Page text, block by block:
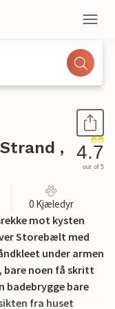
,
4.7
out of 5
0 Kjæledyr
mot kysten
Storebælt med
under armen
bare noen få skritt
badebrygge bare
fra huset